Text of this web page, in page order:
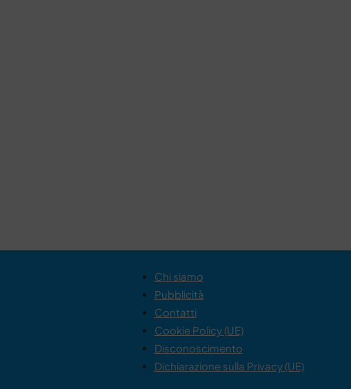
Chi siamo
Pubblicità
Contatti
Cookie Policy (UE)
Disconoscimento
Dichiarazione sulla Privacy (UE)